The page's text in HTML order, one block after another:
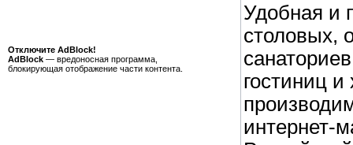
Отключите AdBlock!
AdBlock — вредоносная программа,
блокирующая отображение части контента.
Удобная и
столовых,
гостиниц
интернет-